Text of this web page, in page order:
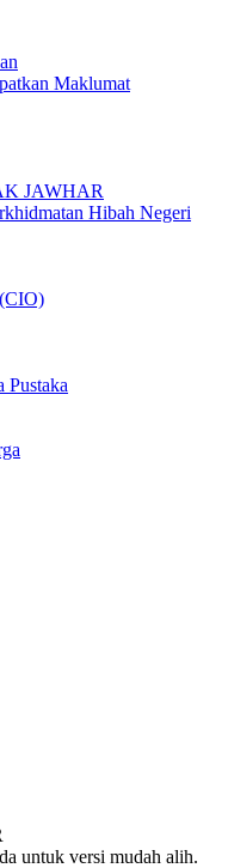
Maklumat
JAWHAR
Hibah Negeri
Pustaka
untuk versi mudah alih.